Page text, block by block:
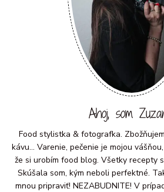
Ahoj, som
Food stylistka & fotografka.
kávu... Varenie, pečenie je mojou
že si urobím food blog. Všetky recepty
Skúšala som, kým neboli perfektné.
mnou pripraviť! NEZABUDNITE! V